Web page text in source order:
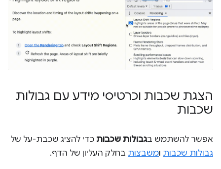
הצגת שכבות וכרטיסי מידע עם גבולות
שכבות
אפשר להשתמש בגבולות שכבות כדי להציג שכבת-על של
גבולות שכבות ומשבצות בחלק העליון של הדף.